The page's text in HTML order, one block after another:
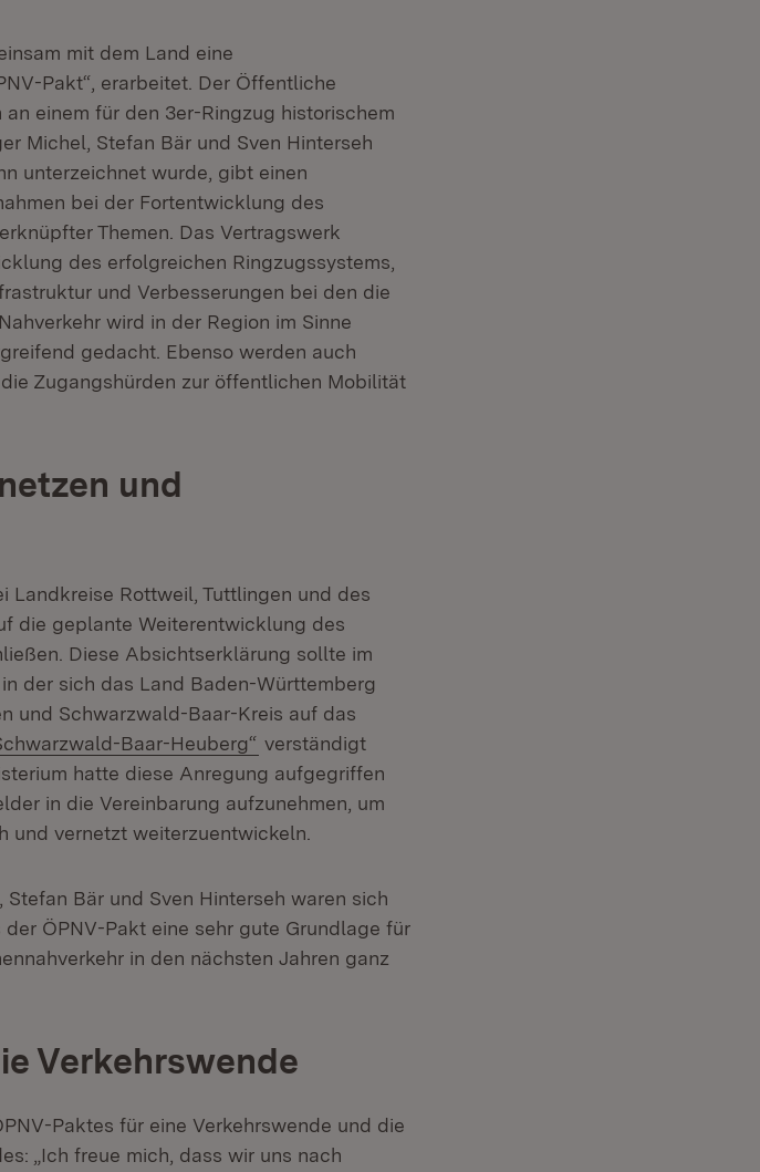
mit dem Land eine
Pakt“, erarbeitet. Der Öffentliche
einem für den 3er-Ringzug historischem
Michel, Stefan Bär und Sven Hinterseh
unterzeichnet wurde, gibt einen
bei der Fortentwicklung des
Themen. Das Vertragswerk
des erfolgreichen Ringzugssystems,
und Verbesserungen bei den die
wird in der Region im Sinne
gedacht. Ebenso werden auch
Zugangshürden zur öffentlichen Mobilität
und
Landkreise Rottweil, Tuttlingen und des
die geplante Weiterentwicklung des
Diese Absichtserklärung sollte im
der sich das Land Baden-Württemberg
und Schwarzwald-Baar-Kreis auf das
Baar-Heuberg“ (Öffnet in neuem Fenster)
verständigt
hatte diese Anregung aufgegriffen
in die Vereinbarung aufzunehmen, um
und vernetzt weiterzuentwickeln.
Bär und Sven Hinterseh waren sich
ÖPNV-Pakt eine sehr gute Grundlage für
in den nächsten Jahren ganz
Verkehrswende
Paktes für eine Verkehrswende und die
„Ich freue mich, dass wir uns nach